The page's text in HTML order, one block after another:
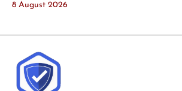
8 August 2026